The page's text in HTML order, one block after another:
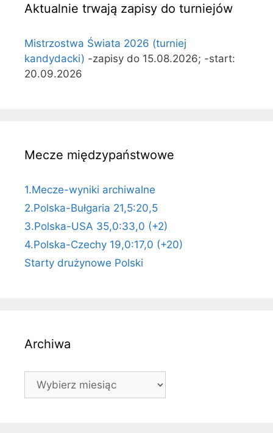
Aktualnie trwają zapisy do turniejów
Mistrzostwa Świata 2026 (turniej
kandydacki) -zapisy do 15.08.2026; -start:
20.09.2026
Mecze międzypaństwowe
1.Mecze-wyniki archiwalne
2.Polska-Bułgaria 21,5:20,5
3.Polska-USA 35,0:33,0 (+2)
4.Polska-Czechy 19,0:17,0 (+20)
Starty drużynowe Polski
Archiwa
Archiwa